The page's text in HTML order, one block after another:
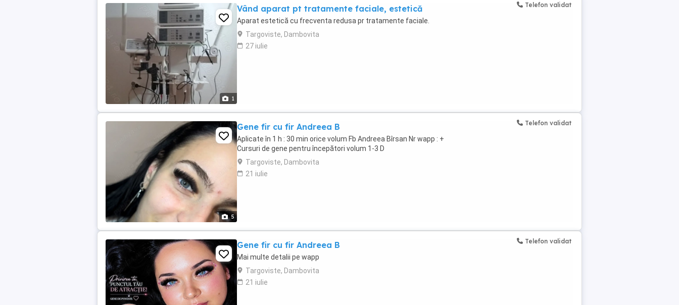
1
Vând aparat pt tratamente faciale, estetică
Aparat estetică cu frecventa redusa pr tratamente faciale.
Targoviste, Dambovita
27 iulie
Telefon validat
5
Gene fir cu fir Andreea B
Aplicate în 1 h : 30 min orice volum Fb Andreea Bîrsan Nr wapp : +
Cursuri de gene pentru începători volum 1-3 D
Targoviste, Dambovita
21 iulie
Telefon validat
Gene fir cu fir Andreea B
Mai multe detalii pe wapp
Targoviste, Dambovita
21 iulie
Telefon validat